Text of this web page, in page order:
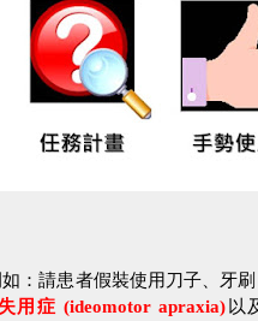
：請患者假裝使用刀子、牙
用症 (ideomotor apraxia) 以